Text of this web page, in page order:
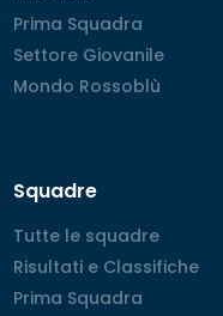
Prima Squadra
Prima Squadra
Settore Giovanile
Settore Giovanile
Mondo Rossoblù
Mondo Rossoblù
Squadre
Tutte le squadre
Tutte le squadre
Risultati e Classifiche
Risultati e Classifiche
Prima Squadra
Prima Squadra